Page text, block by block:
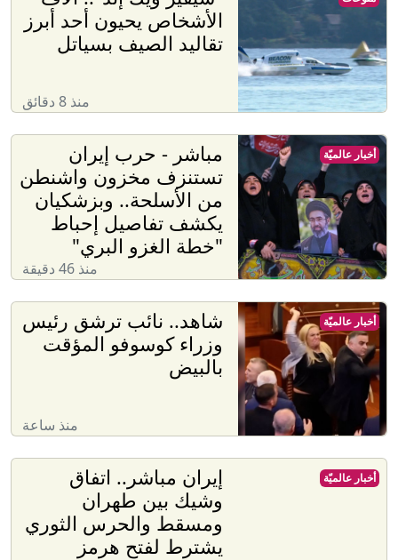
الأشخاص يحيون أحد أبرز
تقاليد الصيف بسياتل
منذ 8 دقائق
مباشر - حرب إيران
تستنزف مخزون واشنطن
من الأسلحة.. وبزشكيان
يكشف تفاصيل إحباط
"خطة الغزو البري"
منذ 46 دقيقة
أخبار عالميّة
شاهد.. نائب ترشق رئيس
وزراء كوسوفو المؤقت
بالبيض
منذ ساعة
أخبار عالميّة
إيران مباشر.. اتفاق
وشيك بين طهران
ومسقط والحرس الثوري
يشترط لفتح هرمز
أخبار عالميّة